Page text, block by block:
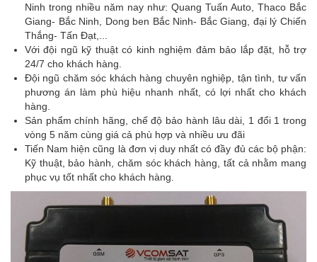
Ninh trong nhiều năm nay như: Quang Tuấn Auto, Thaco Bắc
Giang- Bắc Ninh, Dong ben Bắc Ninh- Bắc Giang, đại lý Chiến
Thắng- Tấn Đạt,...
Với đội ngũ kỹ thuật có kinh nghiệm đảm bảo lắp đặt, hỗ trợ
24/7 cho khách hàng.
Đội ngũ chăm sóc khách hàng chuyên nghiệp, tận tình, tư vấn
phương án làm phù hiệu nhanh nhất, có lợi nhất cho khách
hàng.
Sản phẩm chính hãng, chế độ bảo hành lâu dài, 1 đổi 1 trong
vòng 5 năm cùng giá cả phù hợp và nhiều ưu đãi
Tiến Nam hiện cũng là đơn vị duy nhất có đầy đủ các bộ phận:
Kỹ thuật, bảo hành, chăm sóc khách hàng, tất cả nhằm mang
phục vụ tốt nhất cho khách hàng.